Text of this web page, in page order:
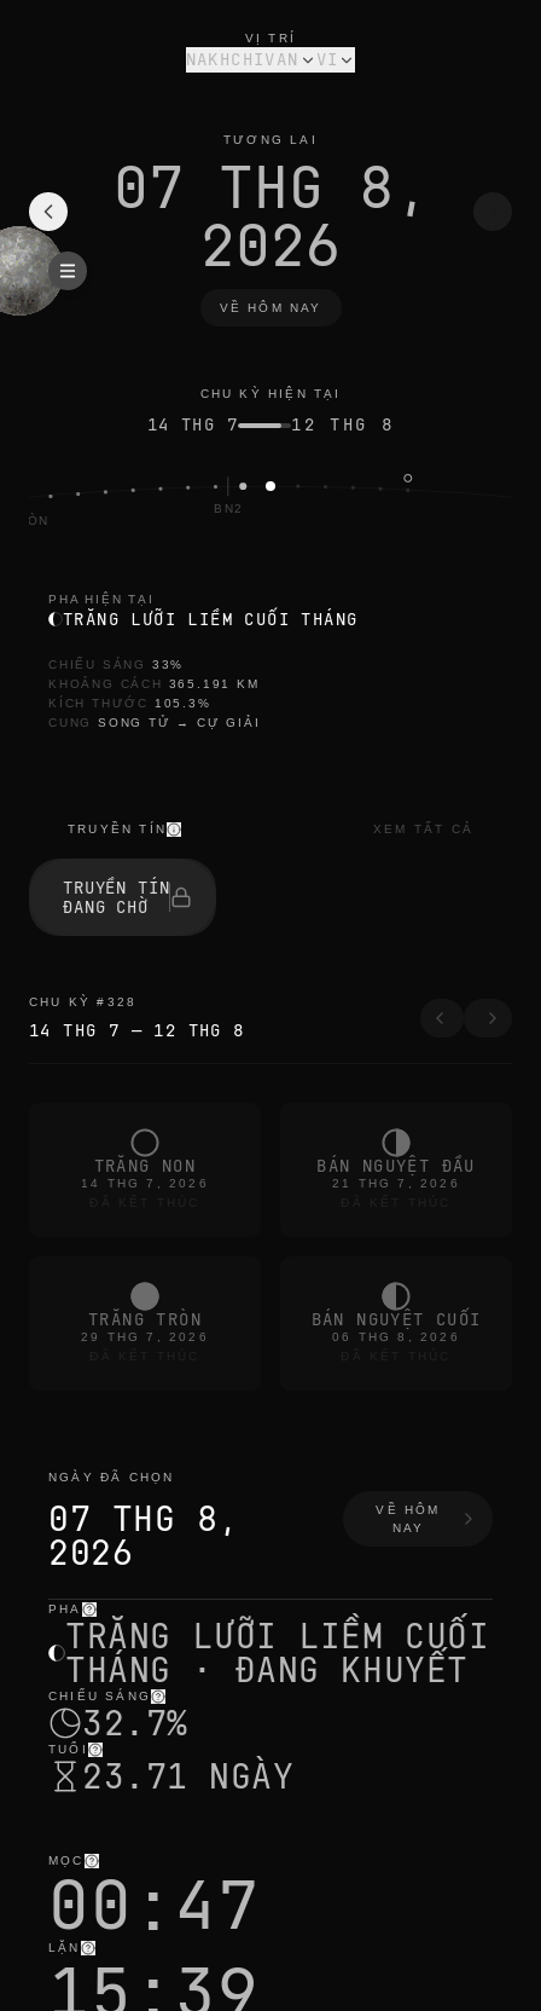
VỊ TRÍ
NAKHCHIVAN VI
TƯƠNG LAI
07 THG 8,
2026
VỀ HÔM NAY
CHU KỲ HIỆN TẠI
14 THG 7 12 THG 8
TRÒN
BN2
PHA HIỆN TẠI
TRĂNG LƯỠI LIỀM CUỐI THÁNG
CHIẾU SÁNG 33%
KHOẢNG CÁCH
365.191
KM
KÍCH THƯỚC
105.3 %
CUNG
SONG TỬ →CỰ GIẢI
TRUYỀN TÍN XEM TẤT CẢ
TRUYỀN TÍN
ĐANG CHỜ
CHU KỲ # 328
14 THG 7 — 12 THG 8
TRĂNG NON
14 THG 7, 2026
BÁN NGUYỆT ĐẦU
21 THG 7, 2026
TRĂNG TRÒN
29 THG 7, 2026
BÁN NGUYỆT CUỐI
06 THG 8, 2026
NGÀY ĐÃ CHỌN
07 THG 8,
2026
VỀ HÔM
NAY
ngày đã chọn ánh sáng giờ trăng
PHA
TRĂNG LƯỠI LIỀM CUỐI
THÁNG · ĐANG KHUYẾT
CHIẾU SÁNG
32.7%
TUỔI
23.71 NGÀY
MỌC
00:47
LẶN
15:39